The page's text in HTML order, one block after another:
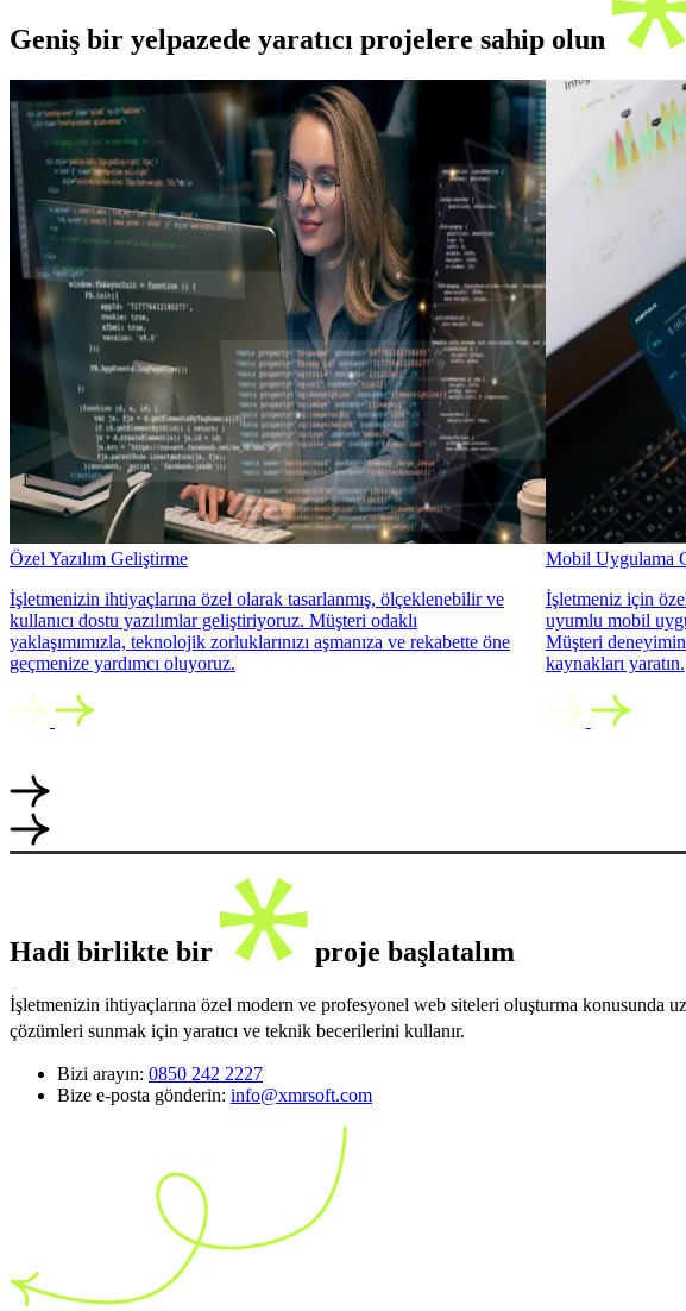
Geniş bir yelpazede yaratıcı projelere sahip olun
Özel Yazılım Geliştirme
İşletmenizin ihtiyaçlarına özel olarak tasarlanmış, ölçeklenebilir ve
kullanıcı dostu yazılımlar geliştiriyoruz. Müşteri odaklı
yaklaşımımızla, teknolojik zorluklarınızı aşmanıza ve rekabette öne
geçmenize yardımcı oluyoruz.
Mobil Uygulama
İşletmeniz için
uyumlu mobil
Müşteri
kaynakları yaratın.
Hadi birlikte bir proje başlatalım
İşletmenizin ihtiyaçlarına özel modern ve profesyonel web siteleri oluşturma konusunda
çözümleri sunmak için yaratıcı ve teknik becerilerini kullanır.
Bizi arayın: 0850 242 2227
Bize e-posta gönderin: info@xmrsoft.com